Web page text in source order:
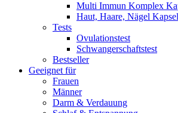
Multi Immun Komplex
Haut, Haare, Nägel
Tests
Ovulationstest
Schwangerschaftstest
Bestseller
Geeignet für
Frauen
Männer
Darm & Verdauung